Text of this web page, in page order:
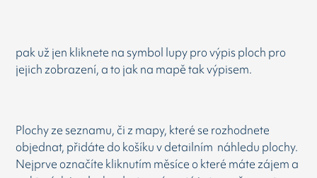
pak už jen kliknete na symbol lupy pro výpis ploch pro
jejich zobrazení, a to jak na mapě tak výpisem.
Plochy ze seznamu, či z mapy, které se rozhodnete
objednat, přidáte do košíku v detailním náhledu plochy.
Nejprve označíte kliknutím měsíce o které máte zájem a